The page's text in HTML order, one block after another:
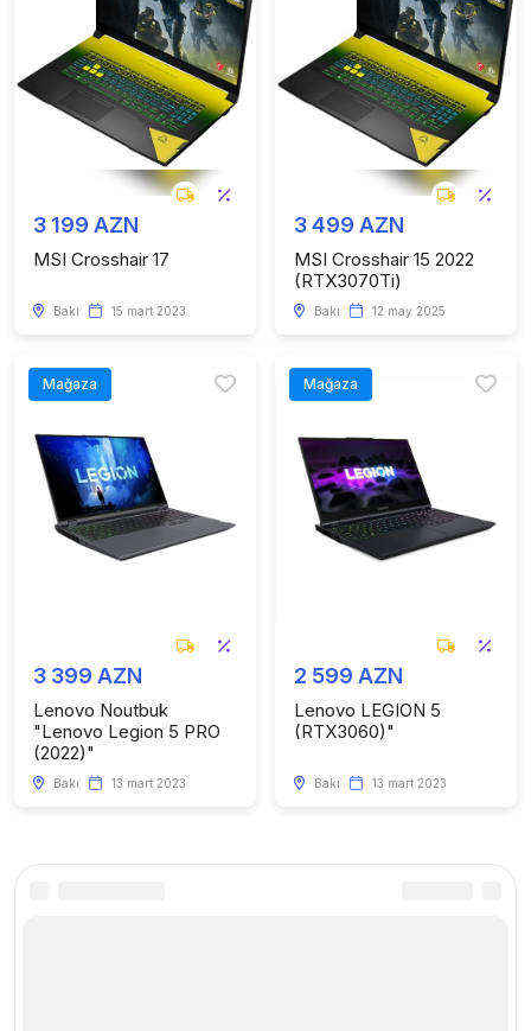
3 199 AZN
MSI Crosshair 17
Bakı 15 mart 2023
3 499 AZN
MSI Crosshair 15 2022
(RTX3070Ti)
Bakı 12 may 2025
Mağaza
3 399 AZN
Lenovo Noutbuk
"Lenovo Legion 5 PRO
(2022)"
Bakı 13 mart 2023
Mağaza
2 599 AZN
Lenovo LEGION 5
(RTX3060)"
Bakı 13 mart 2023